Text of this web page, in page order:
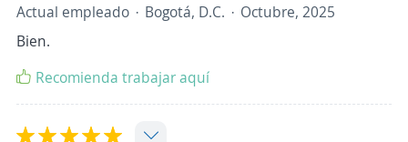
Actual empleado Bogotá, D.C.
Octubre, 2025
Bien.
Recomienda trabajar aquí